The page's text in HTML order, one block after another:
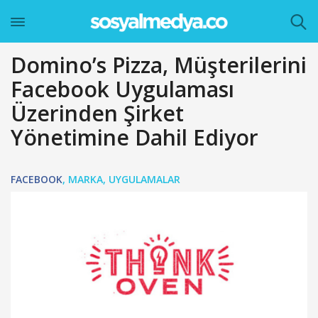
Domino’s Pizza, Müşterilerini
Facebook Uygulaması
Üzerinden Şirket
Yönetimine Dahil Ediyor
FACEBOOK, MARKA, UYGULAMALAR